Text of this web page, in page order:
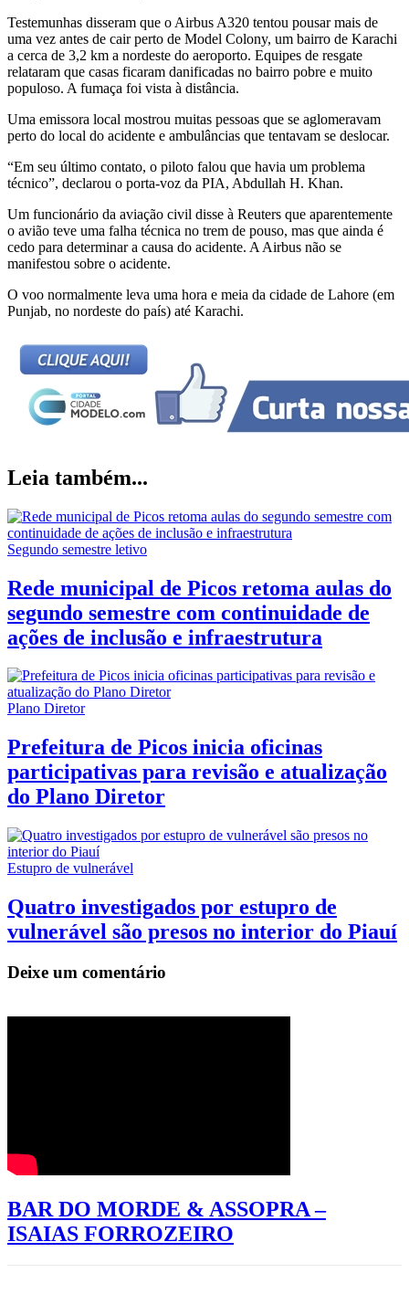
Testemunhas disseram que o Airbus A320 tentou pousar mais de
uma vez antes de cair perto de Model Colony, um bairro de Karachi
a cerca de 3,2 km a nordeste do aeroporto. Equipes de resgate
relataram que casas ficaram danificadas no bairro pobre e muito
populoso. A fumaça foi vista à distância.
Uma emissora local mostrou muitas pessoas que se aglomeravam
perto do local do acidente e ambulâncias que tentavam se deslocar.
“Em seu último contato, o piloto falou que havia um problema
técnico”, declarou o porta-voz da PIA, Abdullah H. Khan.
Um funcionário da aviação civil disse à Reuters que aparentemente
o avião teve uma falha técnica no trem de pouso, mas que ainda é
cedo para determinar a causa do acidente. A Airbus não se
manifestou sobre o acidente.
O voo normalmente leva uma hora e meia da cidade de Lahore (em
Punjab, no nordeste do país) até Karachi.
Leia também...
Segundo semestre letivo
Rede municipal de Picos retoma aulas do
segundo semestre com continuidade de
ações de inclusão e infraestrutura
Plano Diretor
Prefeitura de Picos inicia oficinas
participativas para revisão e atualização
do Plano Diretor
Estupro de vulnerável
Quatro investigados por estupro de
vulnerável são presos no interior do Piauí
Deixe um comentário
BAR DO MORDE & ASSOPRA –
ISAIAS FORROZEIRO